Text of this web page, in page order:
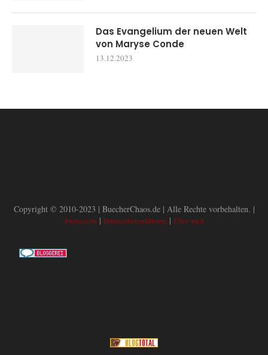
Das Evangelium der neuen Welt
von Maryse Conde
13.12.2023
Copyright © 2010-2023 | BuecherChaos.de | Alle Rechte vorbehalten. |
Impressum | Datenschutzerklärung| Über mich